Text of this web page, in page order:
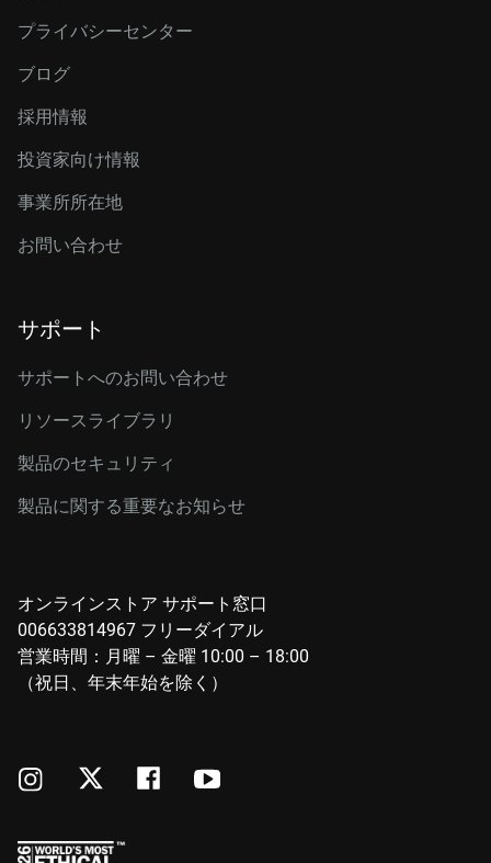
プライバシーセンター
ブログ
採用情報
投資家向け情報
事業所所在地
お問い合わせ
サポート
サポートへのお問い合わせ
リソースライブラリ
製品のセキュリティ
製品に関する重要なお知らせ
オンラインストア サポート窓口
006633814967 フリーダイアル
営業時間：月曜 – 金曜 10:00 – 18:00
（祝日、年末年始を除く）